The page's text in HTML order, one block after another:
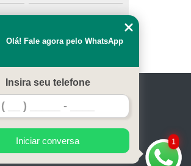
Sul
184 do Código Penal –
Serviços
1
Olá! Fale agora pelo WhatsApp
Insira seu telefone
Iniciar conversa